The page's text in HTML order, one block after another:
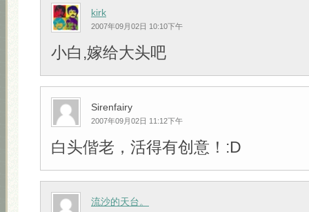
kirk
2007年09月02日 10:10下午
小白,嫁给大头吧
Sirenfairy
2007年09月02日 11:12下午
白头偕老，活得有创意！:D
流沙的天台。